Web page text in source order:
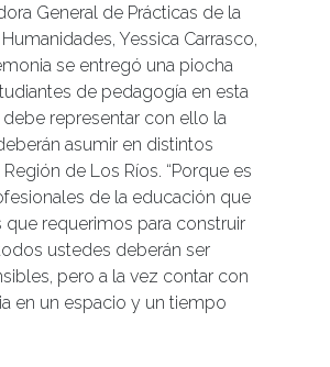
General de Prácticas de la
Yessica Carrasco,
se entregó una piocha
de pedagogía en esta
representar con ello la
asumir en distintos
de Los Ríos. “Porque es
de la educación que
requerimos para construir
ustedes deberán ser
pero a la vez contar con
en un espacio y un tiempo